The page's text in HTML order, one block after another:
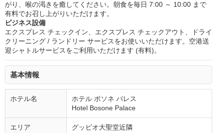
がり、喉の渇きを癒してください。朝食を毎日 7:00 ～ 10:00 まで
有料でお召し上がりいただけます。
ビジネス設備
エクスプレス チェックイン、エクスプレス チェックアウト、ドライ
クリーニング / ランドリー サービスをお使いいただけます。空港送
迎シャトルサービスをご利用いただけます (有料)。
基本情報
ホテル名
ホテル ボソネ パレス
Hotel Bosone Palace
エリア グッビオ大聖堂近隣